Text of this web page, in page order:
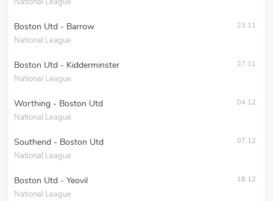
Boston Utd - Barrow
National League
23.11
Boston Utd - Kidderminster
National League
27.11
Worthing - Boston Utd
National League
04.12
Southend - Boston Utd
National League
07.12
Boston Utd - Yeovil
National League
18.12